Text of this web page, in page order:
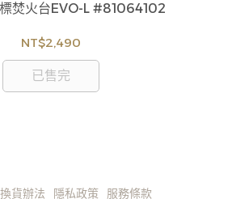
焚火台EVO-L #81064102
NT$2,490
已售完
貨辦法 隱私政策 服務條款